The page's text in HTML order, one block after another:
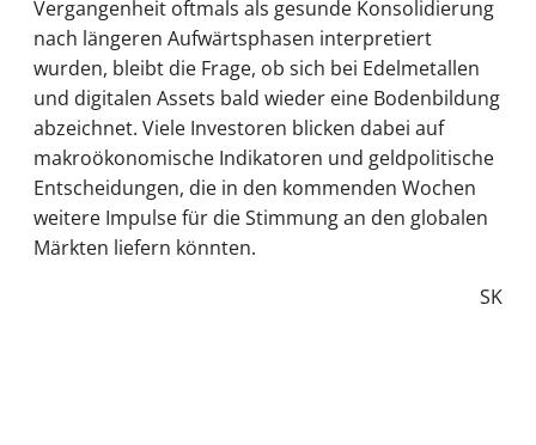
Vergangenheit oftmals als gesunde Konsolidierung
nach längeren Aufwärtsphasen interpretiert
wurden, bleibt die Frage, ob sich bei Edelmetallen
und digitalen Assets bald wieder eine Bodenbildung
abzeichnet. Viele Investoren blicken dabei auf
makroökonomische Indikatoren und geldpolitische
Entscheidungen, die in den kommenden Wochen
weitere Impulse für die Stimmung an den globalen
Märkten liefern könnten.
SK